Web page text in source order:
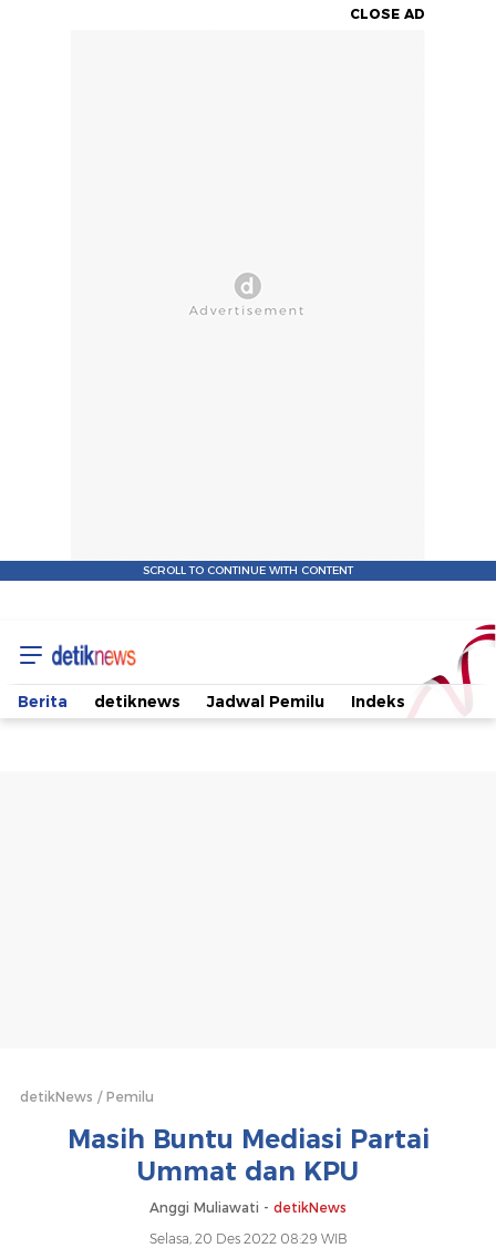
Masih
Buntu
CLOSE AD
SCROLL TO CONTINUE WITH CONTENT
Berita detiknews Jadwal Pemilu Indeks
detikNews Pemilu
Masih Buntu Mediasi Partai
Ummat dan KPU
Anggi Muliawati - detikNews
Selasa, 20 Des 2022 08:29 WIB